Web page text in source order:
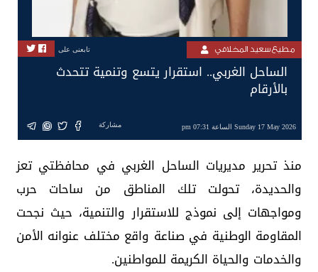
مطيع سعيد المخلافي تابعنى على
الساحل الغربي.. استقرار يتسع وتنمية تتحدث
بالأرقام
Sunday 17 May 2026 الساعة 07:31 pm مشاركة
منذ تحرير مديريات الساحل الغربي في محافظتي تعز
والحديدة، تحولت تلك المناطق من ساحات حرب
ومواجهات إلى نموذج للاستقرار والتنمية، حيث نجحت
المقاومة الوطنية في صناعة واقع مختلف عنوانه الأمن
والخدمات والحياة الكريمة للمواطنين.